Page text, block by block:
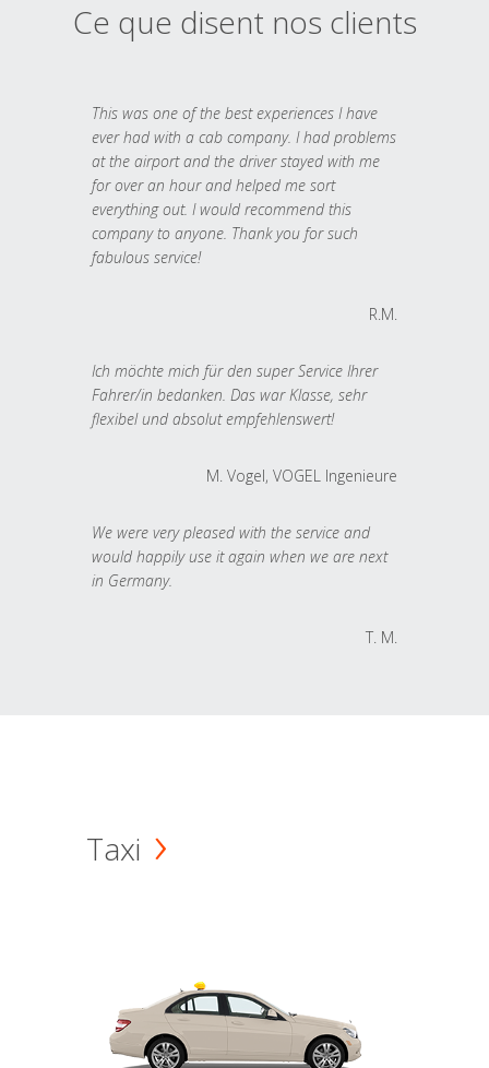
Ce que disent nos clients
This was one of the best experiences I have
ever had with a cab company. I had problems
at the airport and the driver stayed with me
for over an hour and helped me sort
everything out. I would recommend this
company to anyone. Thank you for such
fabulous service!
R.M.
Ich möchte mich für den super Service Ihrer
Fahrer/in bedanken. Das war Klasse, sehr
flexibel und absolut empfehlenswert!
M. Vogel, VOGEL Ingenieure
We were very pleased with the service and
would happily use it again when we are next
in Germany.
T. M.
Taxi